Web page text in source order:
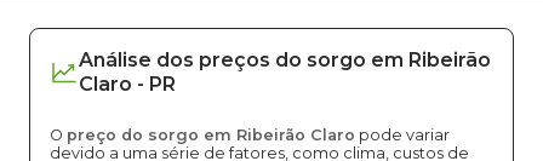
Análise dos preços do sorgo em Ribeirão
Claro - PR
O preço do sorgo em Ribeirão Claro pode variar
devido a uma série de fatores, como clima, custos de